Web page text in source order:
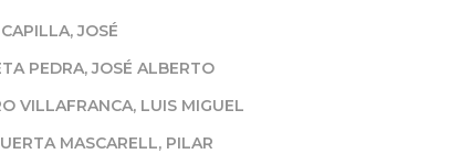
JOSÉ
PEDRA, JOSÉ ALBERTO
VILLAFRANCA, LUIS MIGUEL
MASCARELL, PILAR